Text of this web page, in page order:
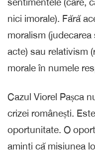
nici imorale). Fără
moralism
acte) sau relativism
morale în numele
Cazul Viorel Pașca
crizei românești.
oportunitate. O
aminti că misiunea